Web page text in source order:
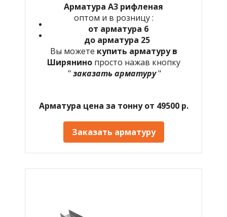
Арматура А3 рифленая
оптом и в розницу :
от арматура 6
до арматура 25
Вы можете купить арматуру в
Ширянино просто нажав кнопку
" заказать арматуру"
Арматура цена за тонну от 49500 р.
Заказать арматуру